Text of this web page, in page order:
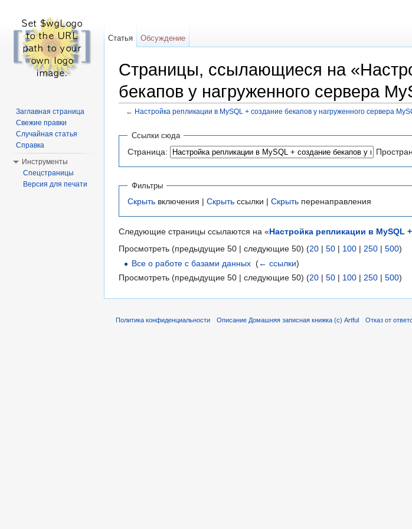
Страницы, ссылающиеся на
бекапов у нагруженного сервера
← Настройка репликации в MySQL + создание бекапов у нагруженного сервера
Ссылки сюда
Страница:
Фильтры
Скрыть включения | Скрыть ссылки | Скрыть перенаправления
Следующие страницы ссылаются на «Настройка репликации в MySQL
Просмотреть (предыдущие 50 | следующие 50) (20 | 50 | 100 | 250 | 500)
Все о работе с базами данных (← ссылки)
Просмотреть (предыдущие 50 | следующие 50) (20 | 50 | 100 | 250 | 500)
Статья Обсуждение
Заглавная страница
Свежие правки
Случайная статья
Справка
Инструменты
Спецстраницы
Версия для печати
Политика конфиденциальности Описание Домашняя записная книжка (c) Artful Отказ от